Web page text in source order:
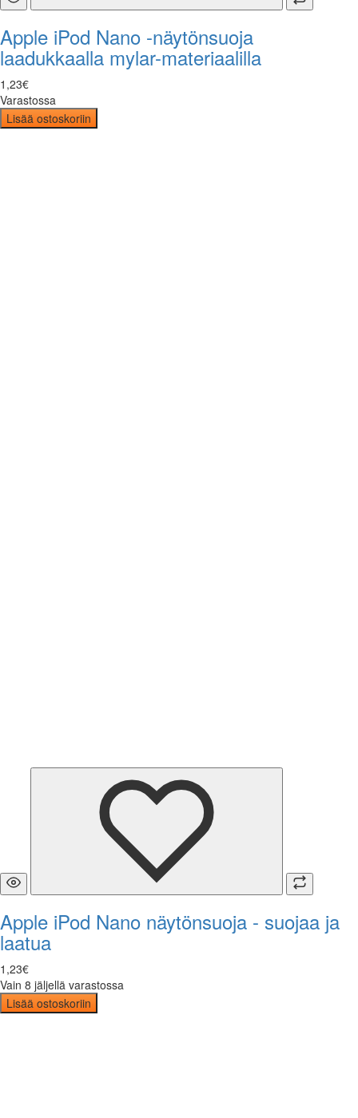
Apple iPod Nano -näytönsuoja
laadukkaalla mylar-materiaalilla
1 ,23€
Varastossa
Lisää ostoskoriin
Apple iPod Nano näytönsuoja - suojaa ja
laatua
1 ,23€
Vain 8 jäljellä varastossa
Lisää ostoskoriin